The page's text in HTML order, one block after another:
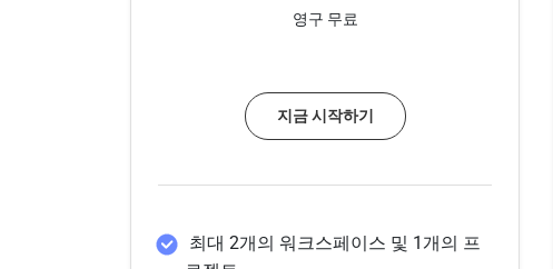
영구 무료
지금 시작하기
최대 2개의 워크스페이스 및 1개의 프